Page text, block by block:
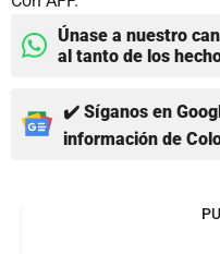
Únase a nuestro
al tanto de los
✔️ Síganos en
información de